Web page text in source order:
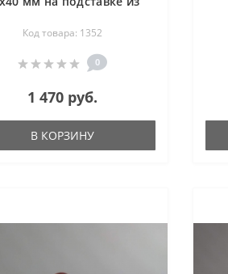
Код товара: 1352
0
1 470 руб.
В КОРЗИНУ